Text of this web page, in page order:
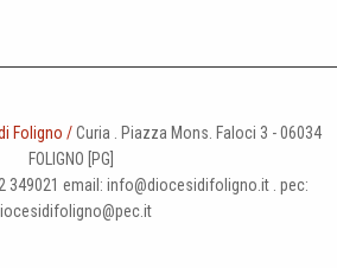
Foligno /Curia . Piazza Mons. Faloci 3 - 06034
FOLIGNO [PG]
349021 email: info@diocesidifoligno.it . pec: